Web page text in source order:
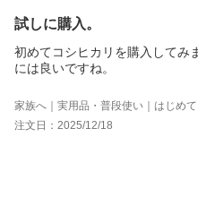
試しに購入。
初めてコシヒカリを購入してみ
には良いですね。
家族へ｜実用品・普段使い｜はじめて
注文日：2025/12/18